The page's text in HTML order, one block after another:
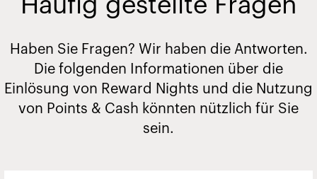
Häufig gestellte Fragen
Haben Sie Fragen? Wir haben die Antworten.
Die folgenden Informationen über die
Einlösung von Reward Nights und die Nutzung
von Points & Cash könnten nützlich für Sie
sein.